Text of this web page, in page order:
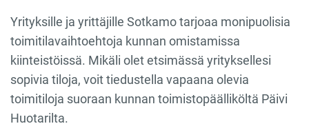
Yrityksille ja yrittäjille Sotkamo tarjoaa monipuolisia
toimitilavaihtoehtoja kunnan omistamissa
kiinteistöissä. Mikäli olet etsimässä yrityksellesi
sopivia tiloja, voit tiedustella vapaana olevia
toimitiloja suoraan kunnan toimistopäälliköltä Päivi
Huotarilta.